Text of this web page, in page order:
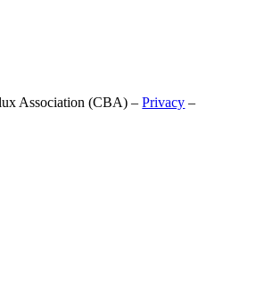
Association (CBA) –Privacy –